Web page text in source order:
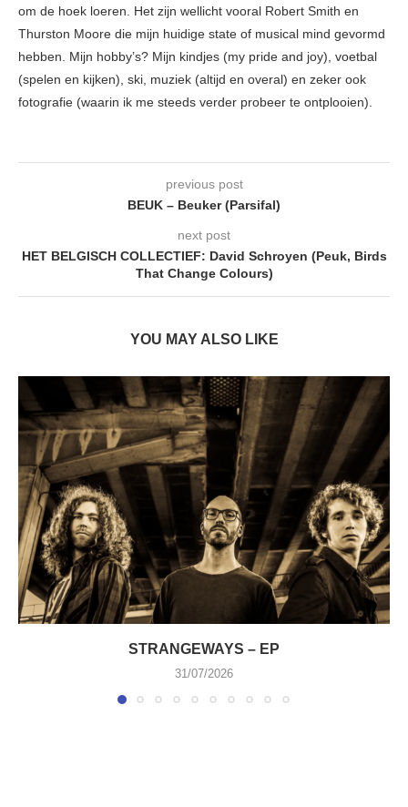
om de hoek loeren. Het zijn wellicht vooral Robert Smith en
Thurston Moore die mijn huidige state of musical mind gevormd
hebben. Mijn hobby’s? Mijn kindjes (my pride and joy), voetbal
(spelen en kijken), ski, muziek (altijd en overal) en zeker ook
fotografie (waarin ik me steeds verder probeer te ontplooien).
previous post
BEUK – Beuker (Parsifal)
next post
HET BELGISCH COLLECTIEF: David Schroyen (Peuk, Birds
That Change Colours)
YOU MAY ALSO LIKE
STRANGEWAYS – EP
31/07/2026